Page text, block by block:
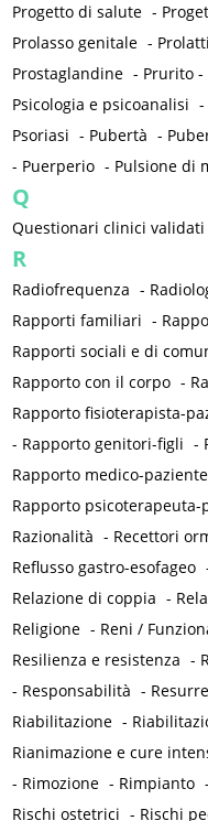
Progetto di salute -
Prolasso genitale -
Prostaglandine - Prurito
Psicologia e psicoanalisi -
Psoriasi - Pubertà -
- Puerperio - Pulsione di
Q
Questionari clinici validati
R
Radiofrequenza -
Rapporti familiari -
Rapporti sociali e di
Rapporto con il corpo -
Rapporto fisioterapista-
- Rapporto genitori-figli -
Rapporto medico-paziente
Rapporto psicoterapeuta-
Razionalità - Recettori
Reflusso gastro-esofageo
Relazione di coppia -
Religione - Reni /
Resilienza e resistenza -
- Responsabilità -
Riabilitazione -
Rianimazione e cure
- Rimozione - Rimpianto -
Rischi ostetrici - Rischi